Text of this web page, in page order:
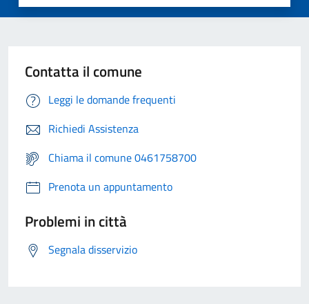
Contatta il comune
Leggi le domande frequenti
Richiedi Assistenza
Chiama il comune 0461758700
Prenota un appuntamento
Problemi in città
Segnala disservizio